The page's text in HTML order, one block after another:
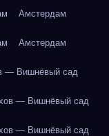
Амстердам
Амстердам
— Вишнёвый сад
— Вишнёвый сад
— Вишнёвый сад